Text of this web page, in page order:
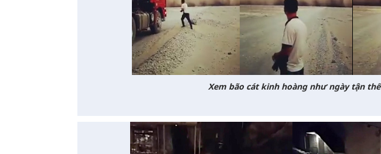
Xem bão cát kinh hoàng như ngày tận thế